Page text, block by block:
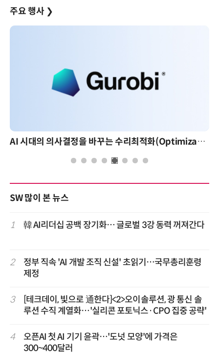
주요 행사 ❯
AI 시대의 의사결정을 바꾸는 수리최적화(Optimization): 실제 산업 적용 사례와 활용 전략
SW 많이 본 뉴스
1 韓 AI리더십 공백 장기화… 글로벌 3강 동력 꺼져간다
2
정부 직속 'AI 개발 조직 신설' 초읽기…국무총리훈령
제정
3
[테크데이, 빛으로 通한다]<2>오이솔루션, 광 통신 솔
루션 수직 계열화…'실리콘 포토닉스·CPO 집중 공략'
4
오픈AI 첫 AI 기기 윤곽…'도넛 모양'에 가격은
300~400달러